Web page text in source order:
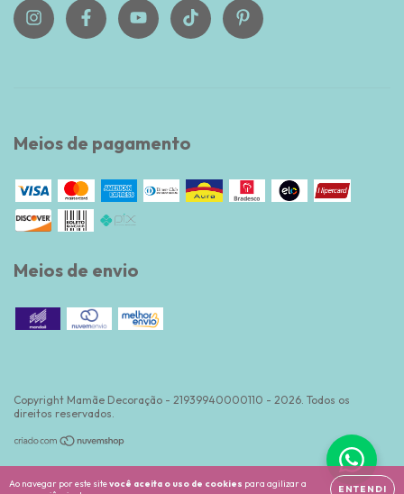
Ao navegar por este sitevocê aceita o uso de cookies para agilizar a
ENTENDI
Meios de pagamento
Meios de envio
Copyright Mamãe Decoração - 21939940000110 - 2026. Todos os
direitos reservados.